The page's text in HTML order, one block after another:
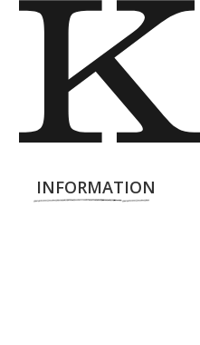
INFORMATION